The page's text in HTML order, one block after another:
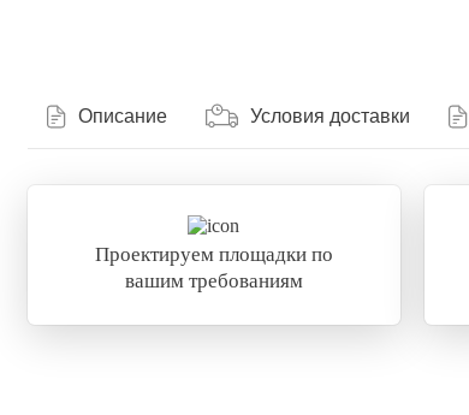
Описание Условия доставки
Проектируем площадки по
вашим требованиям